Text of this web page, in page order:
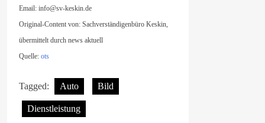
Email: info@sv-keskin.de
Original-Content von: Sachverständigenbüro Keskin,
übermittelt durch news aktuell
Quelle: ots
Tagged: Auto Bild
Dienstleistung